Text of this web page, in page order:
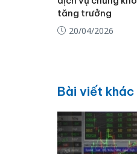
tăng trưởng
20/04/2026
Bài viết khác